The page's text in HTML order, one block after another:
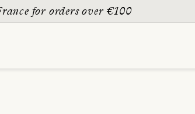
for orders over €100